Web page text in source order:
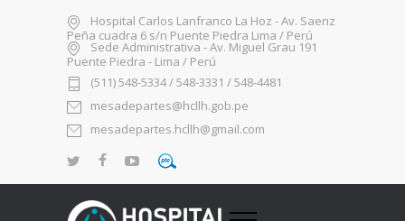
Hospital Carlos Lanfranco La Hoz - Av. Saenz
Peña cuadra 6 s/n Puente Piedra Lima / Perú
Sede Administrativa - Av. Miguel Grau 191
Puente Piedra - Lima / Perú
(511) 548-5334 / 548-3331 / 548-4481
mesadepartes@hcllh.gob.pe
mesadepartes.hcllh@gmail.com